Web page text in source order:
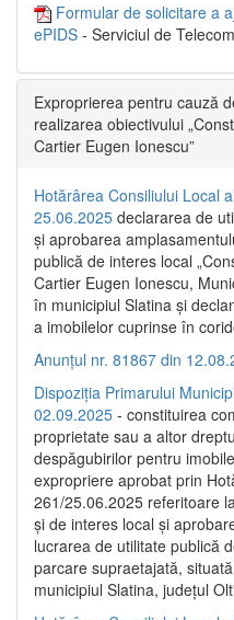
Formular de solicitare a
ePIDS - Serviciul de
Exproprierea pentru cauză
realizarea obiectivului
Cartier Eugen Ionescu”
Hotărârea Consiliului Local
25.06.2025 declararea de
și aprobarea
publică de interes local
Cartier Eugen Ionescu,
în municipiul Slatina și
a imobilelor cuprinse în
Anunțul nr. 81867 din
Dispoziția Primarului
02.09.2025 - constituirea
proprietate sau a altor
despăgubirilor pentru
expropriere aprobat prin
261/25.06.2025 referitoare
și de interes local și
lucrarea de utilitate publică
parcare supraetajată,
municipiul Slatina, județul